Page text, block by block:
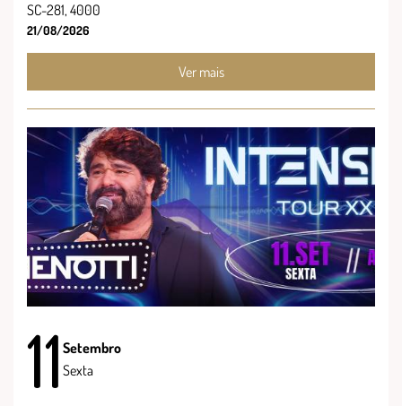
SC-281, 4000
21/08/2026
Ver mais
11 Setembro
Sexta